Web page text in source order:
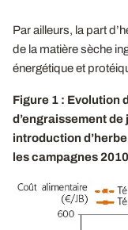
Par ailleurs, la part
de la matière sèche
énergétique et
Figure 1 : Evolution
d’engraissement
introduction
les campagnes